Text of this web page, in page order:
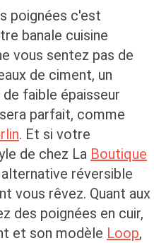
poignées c'est
banale cuisine
vous sentez pas de
de ciment, un
faible épaisseur
parfait, comme
. Et si votre
de chez La Boutique
alternative réversible
vous rêvez. Quant aux
des poignées en cuir,
et son modèle Loop,